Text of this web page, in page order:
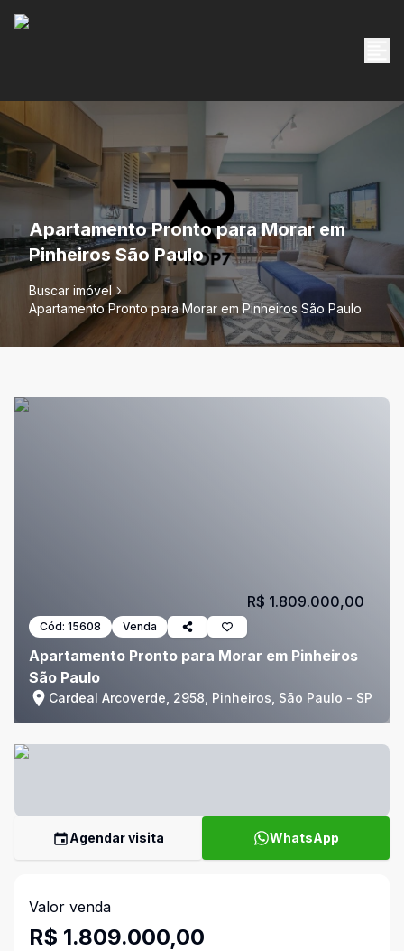
Apartamento Pronto para Morar em
Pinheiros São Paulo
Buscar imóvel
Apartamento Pronto para Morar em Pinheiros São Paulo
Cód: 15608 Venda
Apartamento Pronto para Morar em Pinheiros
São Paulo
Cardeal Arcoverde, 2958, Pinheiros, São Paulo - SP
R$ 1.809.000,00
Agendar visita WhatsApp
Valor venda
R$ 1.809.000,00